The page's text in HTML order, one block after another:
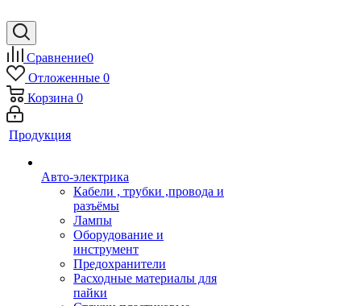
Сравнение0
Отложенные 0
Корзина 0
Продукция
Авто-электрика
Кабели , трубки ,провода и
разъёмы
Лампы
Оборудование и
инструмент
Предохранители
Расходные материалы для
пайки